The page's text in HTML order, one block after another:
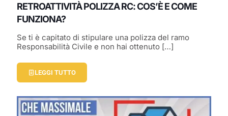
RETROATTIVITÀ POLIZZA RC: COS’È E COME
FUNZIONA?
Se ti è capitato di stipulare una polizza del ramo
Responsabilità Civile e non hai ottenuto […]
LEGGI TUTTO